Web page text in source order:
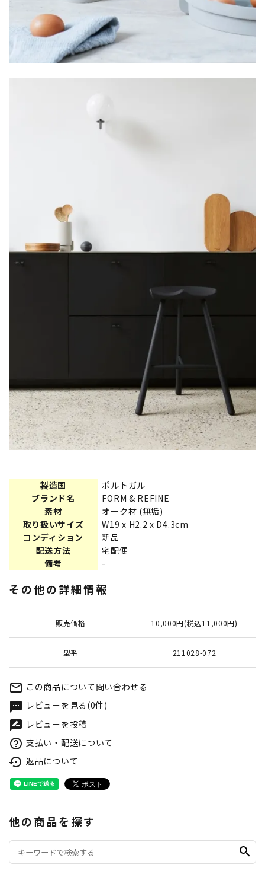
製造国
ポルトガル
ブランド名
FORM & REFINE
素材
オーク材 (無垢)
取り扱いサイズ
W19 x H2.2 x D4.3cm
コンディション
新品
配送方法
宅配便
備考
-
その他の詳細情報
販売価格 10,000円(税込11,000円)
型番 211028-072
mail_outline この商品について問い合わせる
textsms レビューを見る(0件)
rate_review レビューを投稿
help_outline 支払い・配送について
settings_backup_restore 返品について
他の商品を探す
search